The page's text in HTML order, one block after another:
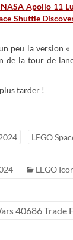
Apollo 11
Shuttle
peu la version
de la tour de
tarder !
LEGO
LEGO
40686